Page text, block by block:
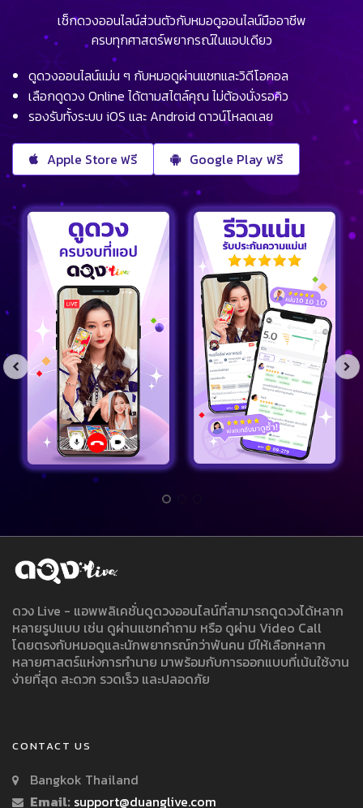
เช็กดวงออนไลน์ส่วนตัวกับหมอดูออนไลน์มืออาชีพ
ครบทุกศาสตร์พยากรณ์ในแอปเดียว
ดูดวงออนไลน์แม่น ๆ กับหมอดูผ่านแชทและวิดีโอคอล
เลือกดูดวง Online ได้ตามสไตล์คุณ ไม่ต้องนั่งรอคิว
รองรับทั้งระบบ iOS และ Android ดาวน์โหลดเลย
Apple Store ฟรี Google Play ฟรี
ดวง Live - แอพพลิเคชั่นดูดวงออนไลน์ที่สามารถดูดวงได้หลาก
หลายรูปแบบ เช่น ดูผ่านแชทคำถาม หรือ ดูผ่าน Video Call
โดยตรงกับหมอดูและนักพยากรณ์กว่าพันคน มีให้เลือกหลาก
หลายศาสตร์แห่งการทำนาย มาพร้อมกับการออกแบบที่เน้นใช้งาน
ง่ายที่สุด สะดวก รวดเร็ว และปลอดภัย
CONTACT US
Bangkok Thailand
Email: support@duanglive.com